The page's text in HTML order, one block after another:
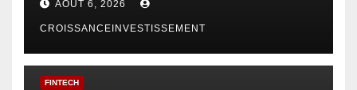
AOÛT 6, 2026
CROISSANCEINVESTISSEMENT
FINTECH